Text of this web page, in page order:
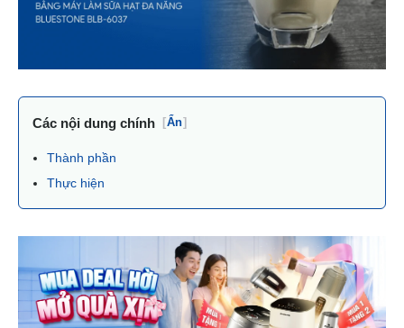
Các nội dung chính [Ẩn]
Thành phần
Thực hiện